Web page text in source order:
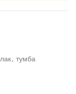
лак, тумба